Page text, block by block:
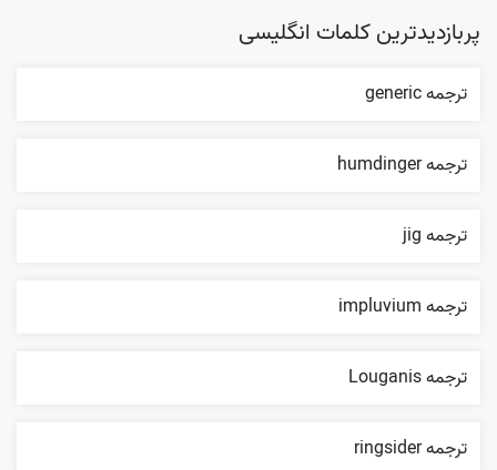
پربازدیدترین کلمات انگلیسی
ترجمه generic
ترجمه humdinger
ترجمه jig
ترجمه impluvium
ترجمه Louganis
ترجمه ringsider